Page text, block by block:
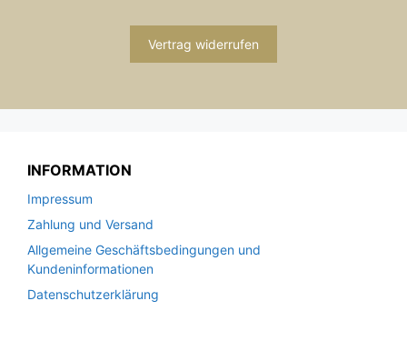
Vertrag widerrufen
INFORMATION
Impressum
Zahlung und Versand
Allgemeine Geschäftsbedingungen und
Kundeninformationen
Datenschutzerklärung